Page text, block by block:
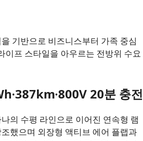
기반으로 비즈니스부터 가족 중심
이프 스타일을 아우르는 전방위 수요
20분 충전
의 수평 라인으로 이어진 연속형 램
했으며 외장형 액티브 에어 플랩과